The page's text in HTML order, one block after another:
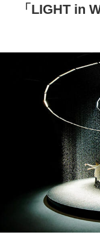
コラム
「LIGHT in